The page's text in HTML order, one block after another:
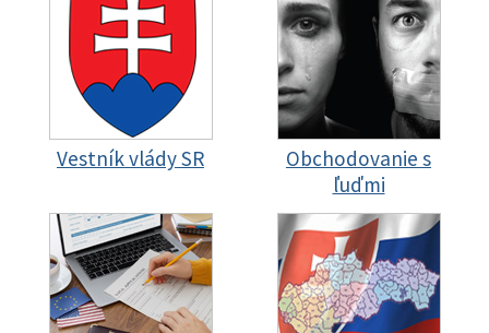
Vestník vlády SR
Obchodovanie s
ľuďmi